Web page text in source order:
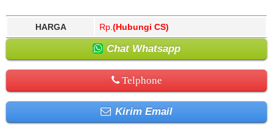
HARGA Rp. (Hubungi CS)
Chat Whatsapp
Telphone
Kirim Email